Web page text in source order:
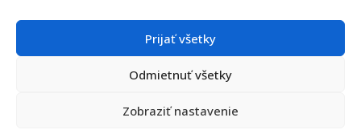
Prijať všetky
Odmietnuť všetky
Zobraziť nastavenie
Po – Pia: 8:00 – 16:30